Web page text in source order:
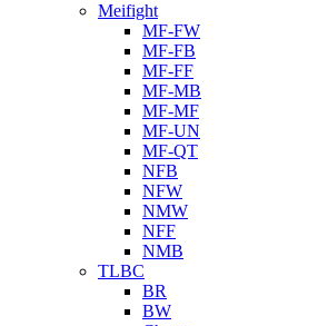
Meifight
MF-FW
MF-FB
MF-FF
MF-MB
MF-MF
MF-UN
MF-QT
NFB
NFW
NMW
NFF
NMB
TLBC
BR
BW